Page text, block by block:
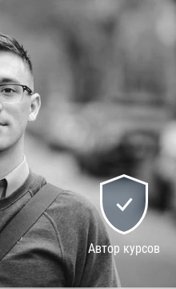
Автор курсов